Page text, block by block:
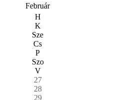
Február
H
K
Sze
Cs
P
Szo
V
27
28
29